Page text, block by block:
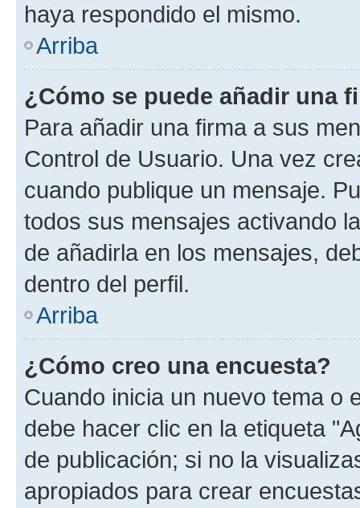
haya respondido el mismo.
Arriba
¿Cómo se puede añadir una
Para añadir una firma a sus
Control de Usuario. Una vez
cuando publique un mensaje.
todos sus mensajes activando
de añadirla en los mensajes,
dentro del perfil.
Arriba
¿Cómo creo una encuesta?
Cuando inicia un nuevo tema o
debe hacer clic en la etiqueta
de publicación; si no la
apropiados para crear